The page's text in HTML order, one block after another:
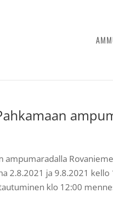
ampumaradalla
2.8.2021 ja 9.8.2021 kello
klo 12:00